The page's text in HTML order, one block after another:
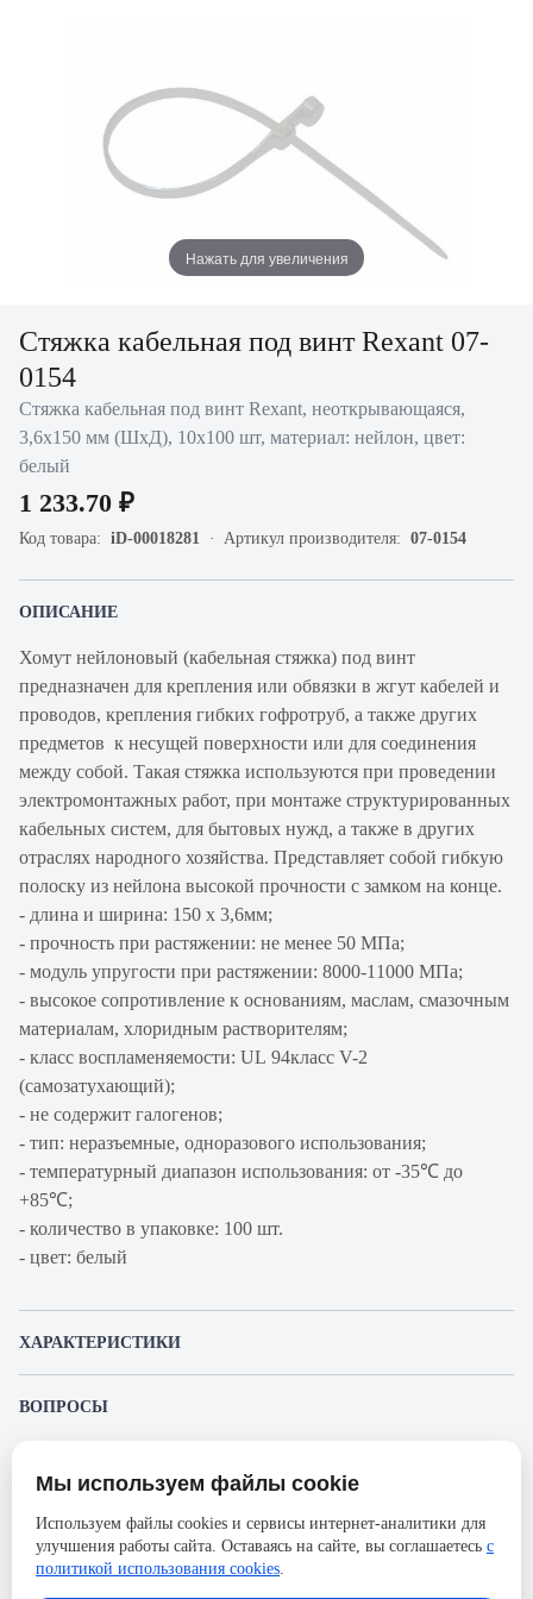
Нажать для увеличения
Стяжка кабельная под винт Rexant 07-
0154
Стяжка кабельная под винт Rexant, неоткрывающаяся,
3,6х150 мм (ШхД), 10х100 шт, материал: нейлон, цвет:
белый
1 233.70 ₽
Код товара: iD-00018281 Артикул производителя: 07-0154
ОПИСАНИЕ
Хомут нейлоновый (кабельная стяжка) под винт
предназначен для крепления или обвязки в жгут кабелей и
проводов, крепления гибких гофротруб, а также других
предметов к несущей поверхности или для соединения
между собой. Такая стяжка используются при проведении
электромонтажных работ, при монтаже структурированных
кабельных систем, для бытовых нужд, а также в других
отраслях народного хозяйства. Представляет собой гибкую
полоску из нейлона высокой прочности с замком на конце.
- длина и ширина: 150 х 3,6мм;
- прочность при растяжении: не менее 50 МПа;
- модуль упругости при растяжении: 8000-11000 МПа;
- высокое сопротивление к основаниям, маслам, смазочным
материалам, хлоридным растворителям;
- класс воспламеняемости: UL 94класс V-2
(самозатухающий);
- не содержит галогенов;
- тип: неразъемные, одноразового использования;
- температурный диапазон использования: от -35℃ до
+85℃;
- количество в упаковке: 100 шт.
- цвет: белый
ХАРАКТЕРИСТИКИ
Длина, мм
150
Материал
ВОПРОСЫ
Пожалуйста, авторизуйтесь, чтобы иметь
возможность оставлять вопросы.
Представленные изображения и характеристики могут отличаться от реального
без предварительного уведомления. Компания АйДистрибьют не несёт
ответственности в случае не соответствия текущей модели товаров фотографиям,
размещённым в карточке товара.
Мы используем файлы cookie
Используем файлы cookies и сервисы интернет-аналитики для
улучшения работы сайта. Оставаясь на сайте, вы соглашаетесь с
политикой использования cookies.